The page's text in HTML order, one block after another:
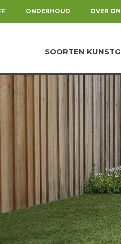
ONDERHOUD OVER
SOORTEN